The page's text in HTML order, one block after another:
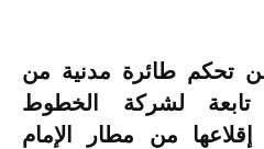
عن تحكم طائرة مدنية من
“بوينغ 737” تابعة لشركة الخطوط
إقلاعها من مطار الإمام